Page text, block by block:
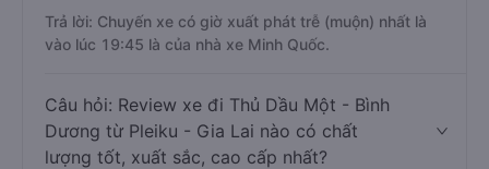
Trả lời: Chuyến xe có giờ xuất phát trễ (muộn) nhất là
vào lúc 19:45 là của nhà xe Minh Quốc.
Câu hỏi: Review xe đi Thủ Dầu Một - Bình
Dương từ Pleiku - Gia Lai nào có chất
lượng tốt, xuất sắc, cao cấp nhất?